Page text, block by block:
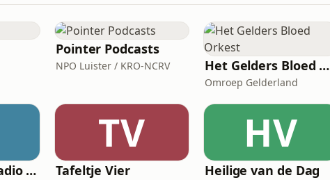
Pointer Podcasts
NPO Luister / KRO-NCRV Het Gelders Bloed Orkest
Omroep Gelderland
Blues Moose Radio (Blues music)
TV
Tafeltje Vier
HV
Heilige van de Dag